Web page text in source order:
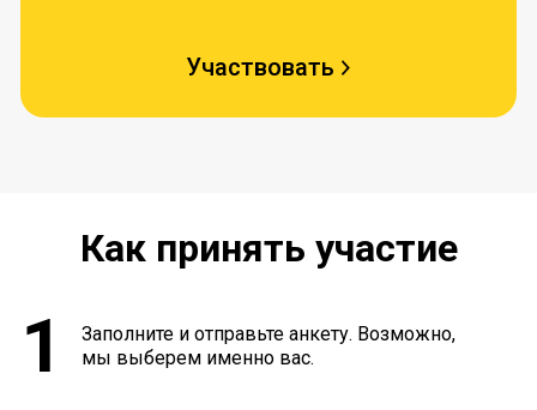
Участвовать
Как принять участие
1
Заполните и отправьте анкету. Возможно,
мы выберем именно вас.